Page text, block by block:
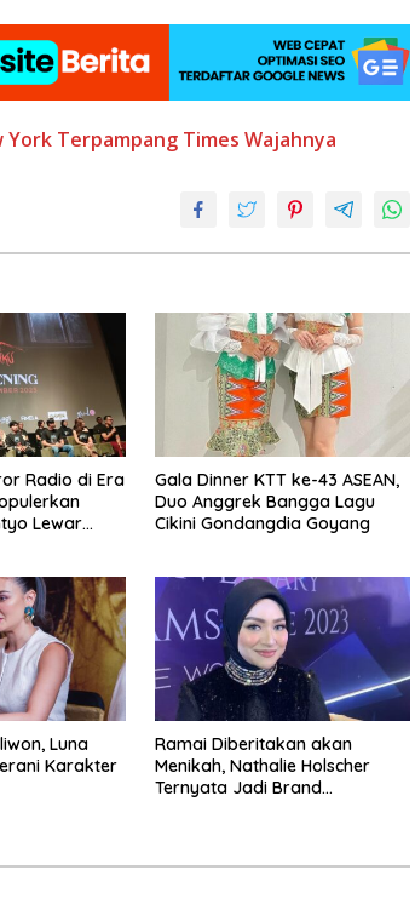
York Terpampang Times Wajahnya
Radio di Era
Lewar
Gala Dinner KTT ke-43 ASEAN,
Duo Anggrek Bangga Lagu
Cikini Gondangdia Goyang
Luna
Karakter
Ramai Diberitakan akan
Menikah, Nathalie Holscher
Ternyata Jadi Brand